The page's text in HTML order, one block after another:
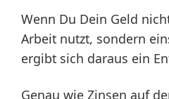
Wenn Du Dein Geld
Arbeit nutzt, sondern
ergibt sich daraus ein
Genau wie Zinsen auf